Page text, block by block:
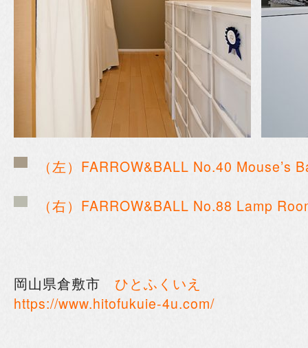
（左）FARROW&BALL No.40 Mouse’s
（右）FARROW&BALL No.88 Lamp
岡山県倉敷市 ひとふくいえ
https://www.hitofukuie-4u.com/